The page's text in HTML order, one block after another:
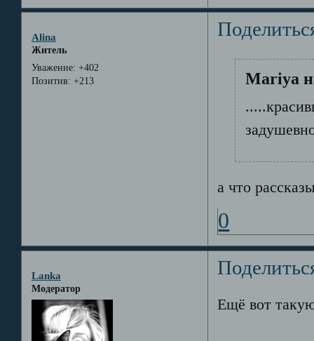
Alina
Житель
Уважение: +402
Позитив: +213 Mariya
а что
0
Lanka
Модератор
Ещё вот